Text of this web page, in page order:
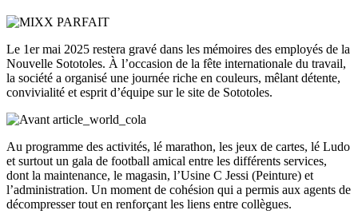
Le 1er mai 2025 restera gravé dans les mémoires des employés de la
Nouvelle Sototoles. À l’occasion de la fête internationale du travail,
la société a organisé une journée riche en couleurs, mêlant détente,
convivialité et esprit d’équipe sur le site de Sototoles.
Au programme des activités, lé marathon, les jeux de cartes, lé Ludo
et surtout un gala de football amical entre les différents services,
dont la maintenance, le magasin, l’Usine C Jessi (Peinture) et
l’administration. Un moment de cohésion qui a permis aux agents de
décompresser tout en renforçant les liens entre collègues.